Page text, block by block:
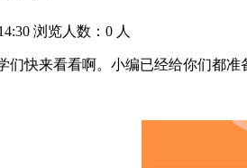
浏览人数： 0 人
们快来看看啊。小编已经给你们都